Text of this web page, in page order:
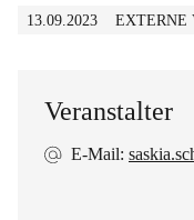
13.09.2023 EXTERNE
Veranstalter
E-Mail: